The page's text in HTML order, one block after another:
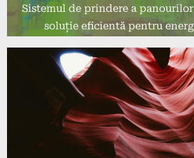
Sistemul de prindere a
soluție eficientă pentru